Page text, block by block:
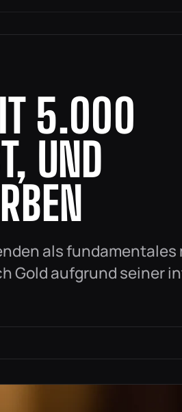
5.000
UND
als fundamentales
Gold aufgrund seiner